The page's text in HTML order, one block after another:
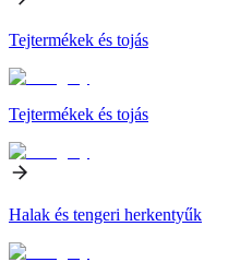
Tejtermékek és tojás
Tejtermékek és tojás
Halak és tengeri herkentyűk